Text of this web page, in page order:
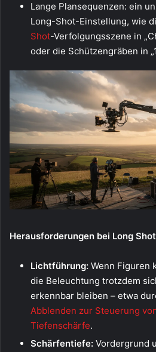
Lange Plansequenzen: ein
Long-Shot-Einstellung, wie
Shot-Verfolgungsszene in
oder die Schützengräben in
Herausforderungen bei Long
Lichtführung: Wenn Figuren
die Beleuchtung trotzdem
erkennbar bleiben – etwa
Abblenden zur Steuerung
Tiefenschärfe.
Schärfentiefe: Vordergrund